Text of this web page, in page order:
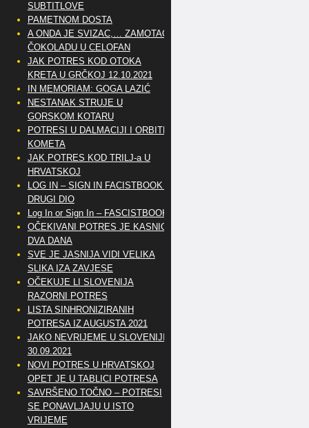
SUBTITLOVE
PAMETNOM DOSTA
A ONDA JE SVIZAC,… ZAMOTAO
ČOKOLADU U CELOFAN
JAK POTRES KOD OTOKA
KRETA U GRČKOJ 12.10.2021
IN MEMORIAM: GOGA LAZIĆ
NESTANAK STRUJE U
GORSKOM KOTARU
POTRESI U DALMACIJI I ORBITE
KOMETA
JAK POTRES KOD TRILJ-a U
HRVATSKOJ
LOG IN – SIGN IN FACISTBOOK –
DRUGI DIO
Log In or Sign In – FASCISTBOOK
OČEKIVANI POTRES JE KASNIO
DVA DANA
SVE JE JASNIJA VIDI VELIKA
SLIKA IZA ZAVJESE
OČEKUJE LI SLOVENIJA
RAZORNI POTRES
LISTA SINHRONIZIRANIH
POTRESA IZ AUGUSTA 2021
JAKO NEVRIJEME U SLOVENIJI
30.09.2021
NOVI POTRES U HRVATSKOJ
OPET JE U TABLICI POTRESA
SAVRŠENO TOČNO – POTRESI
SE PONAVLJAJU U ISTO
VRIJEME